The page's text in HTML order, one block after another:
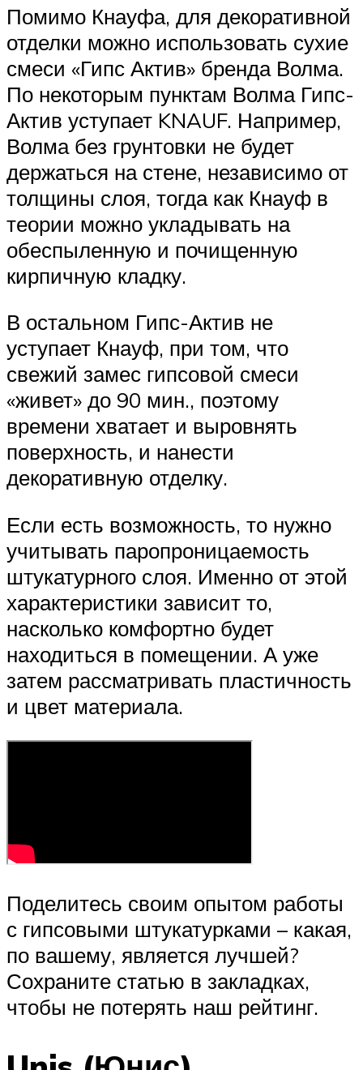
Помимо Кнауфа, для декоративной
отделки можно использовать сухие
смеси «Гипс Актив» бренда Волма.
По некоторым пунктам Волма Гипс-
Актив уступает KNAUF. Например,
Волма без грунтовки не будет
держаться на стене, независимо от
толщины слоя, тогда как Кнауф в
теории можно укладывать на
обеспыленную и почищенную
кирпичную кладку.
В остальном Гипс-Актив не
уступает Кнауф, при том, что
свежий замес гипсовой смеси
«живет» до 90 мин., поэтому
времени хватает и выровнять
поверхность, и нанести
декоративную отделку.
Если есть возможность, то нужно
учитывать паропроницаемость
штукатурного слоя. Именно от этой
характеристики зависит то,
насколько комфортно будет
находиться в помещении. А уже
затем рассматривать пластичность
и цвет материала.
Поделитесь своим опытом работы
с гипсовыми штукатурками – какая,
по вашему, является лучшей?
Сохраните статью в закладках,
чтобы не потерять наш рейтинг.